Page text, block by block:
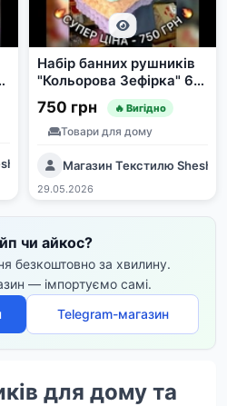
Набір банних рушників
"Кольорова Зефірка" 6
шт, 140x70 см,
мікрофібра
750 грн 🔥 Вигідно
Товари для дому
Магазин Текстилю
29.05.2026
чи айкос?
безкоштовно за хвилину.
— імпортуємо самі.
Telegram-магазин
для дому та